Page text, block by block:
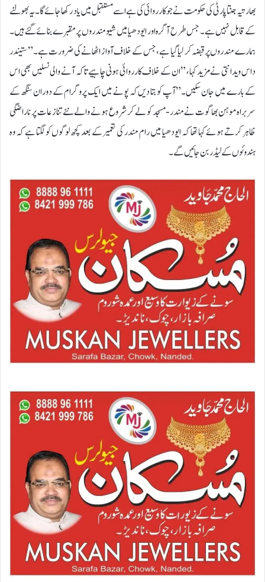
بھارتیہ جنتا پارٹی کی حکومت نے جو کارروائی کی ہے اسے مستقبل میں یاد رکھا جائے گا۔ یہ بھولنے
کے قابل نہیں ہے۔ جس طرح آگرہ اور ایودھیا میں شیو مندروں پر مقبرے بنائے گئے ہیں۔
ہمارے مندروں پر قبضہ کر لیا گیا ہے، جس کے خلاف آواز اٹھانے کی ضرورت ہے۔” ستیندر
داس ویدانتی نے مزید کہا، ”ان کے خلاف کارروائی ہونی چاہیے تاکہ آنے والی نسلیں بھی اس
کے بارے میں جان سکیں۔”آپ کو بتا دیں کہ پونے میں ایک پروگرام کے دوران سنگھ کے
سربراہ موہن بھاگوت نے مندر-مسجد کو لے کر شروع ہونے والے نئے تنازعات پر ناراضگی
ظاہر کرتے ہوئے کہا تھا کہ ایودھیا میں رام مندر کی تعمیر کے بعد کچھ لوگوں کو لگتا ہے کہ وہ
ہندوئوں کے لیڈر بن جائیں گے۔